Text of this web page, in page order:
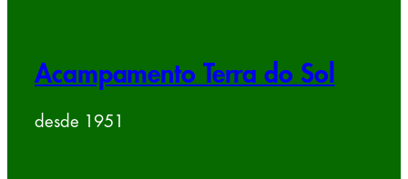
Acampamento Terra do Sol
desde 1951